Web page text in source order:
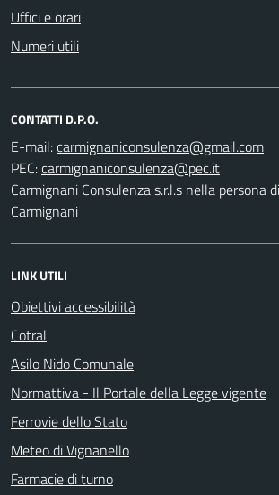
Uffici e orari
Numeri utili
CONTATTI D.P.O.
E-mail:
PEC:
Carmignani Consulenza s.r.l.s nella persona
Carmignani
LINK UTILI
Obiettivi accessibilità
Cotral
Asilo Nido Comunale
Normattiva - Il Portale della Legge vigente
Ferrovie dello Stato
Meteo di Vignanello
Farmacie di turno